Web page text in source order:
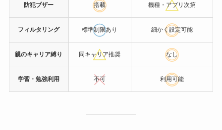
防犯ブザー 搭載 機種・アプリ次第
フィルタリング 標準制限あり 細かく設定可能
親のキャリア縛り 同キャリア推奨 なし
学習・勉強利用 不可 利用可能